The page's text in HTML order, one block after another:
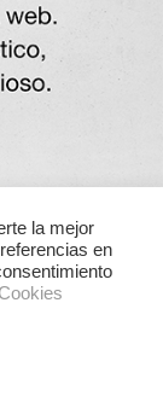
la mejor
en